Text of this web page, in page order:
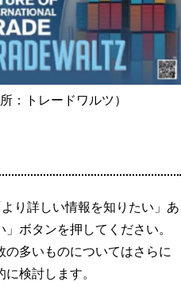
所：トレードワルツ）
り詳しい情報を知りたい」あ
ボタンを押してください。
多いものについてはさらに
検討します。